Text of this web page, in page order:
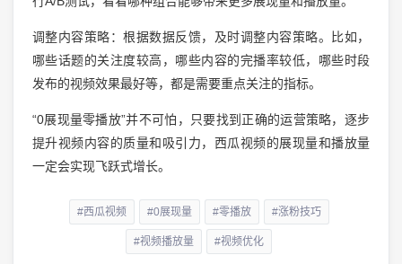
调整内容策略：根据数据反馈，及时调整内容策略。比如，
哪些话题的关注度较高，哪些内容的完播率较低，哪些时段
发布的视频效果最好等，都是需要重点关注的指标。
“0展现量零播放”并不可怕，只要找到正确的运营策略，逐步
提升视频内容的质量和吸引力，西瓜视频的展现量和播放量
一定会实现飞跃式增长。
#西瓜视频 #0展现量 #零播放 #涨粉技巧
#视频播放量 #视频优化